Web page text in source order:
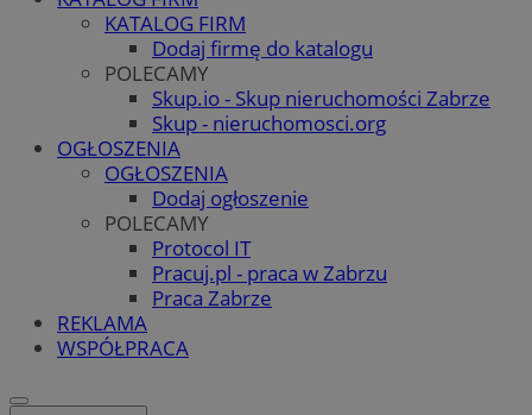
KATALOG FIRM
Dodaj firmę do katalogu
POLECAMY
Skup.io - Skup nieruchomości Zabrze
Skup - nieruchomosci.org
OGŁOSZENIA
OGŁOSZENIA
Dodaj ogłoszenie
POLECAMY
Protocol IT
Pracuj.pl - praca w Zabrzu
Praca Zabrze
REKLAMA
WSPÓŁPRACA